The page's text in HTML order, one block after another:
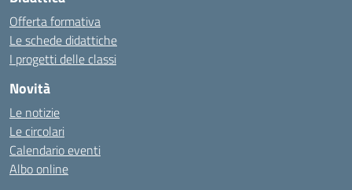
Offerta formativa
Le schede didattiche
I progetti delle classi
Novità
Le notizie
Le circolari
Calendario eventi
Albo online